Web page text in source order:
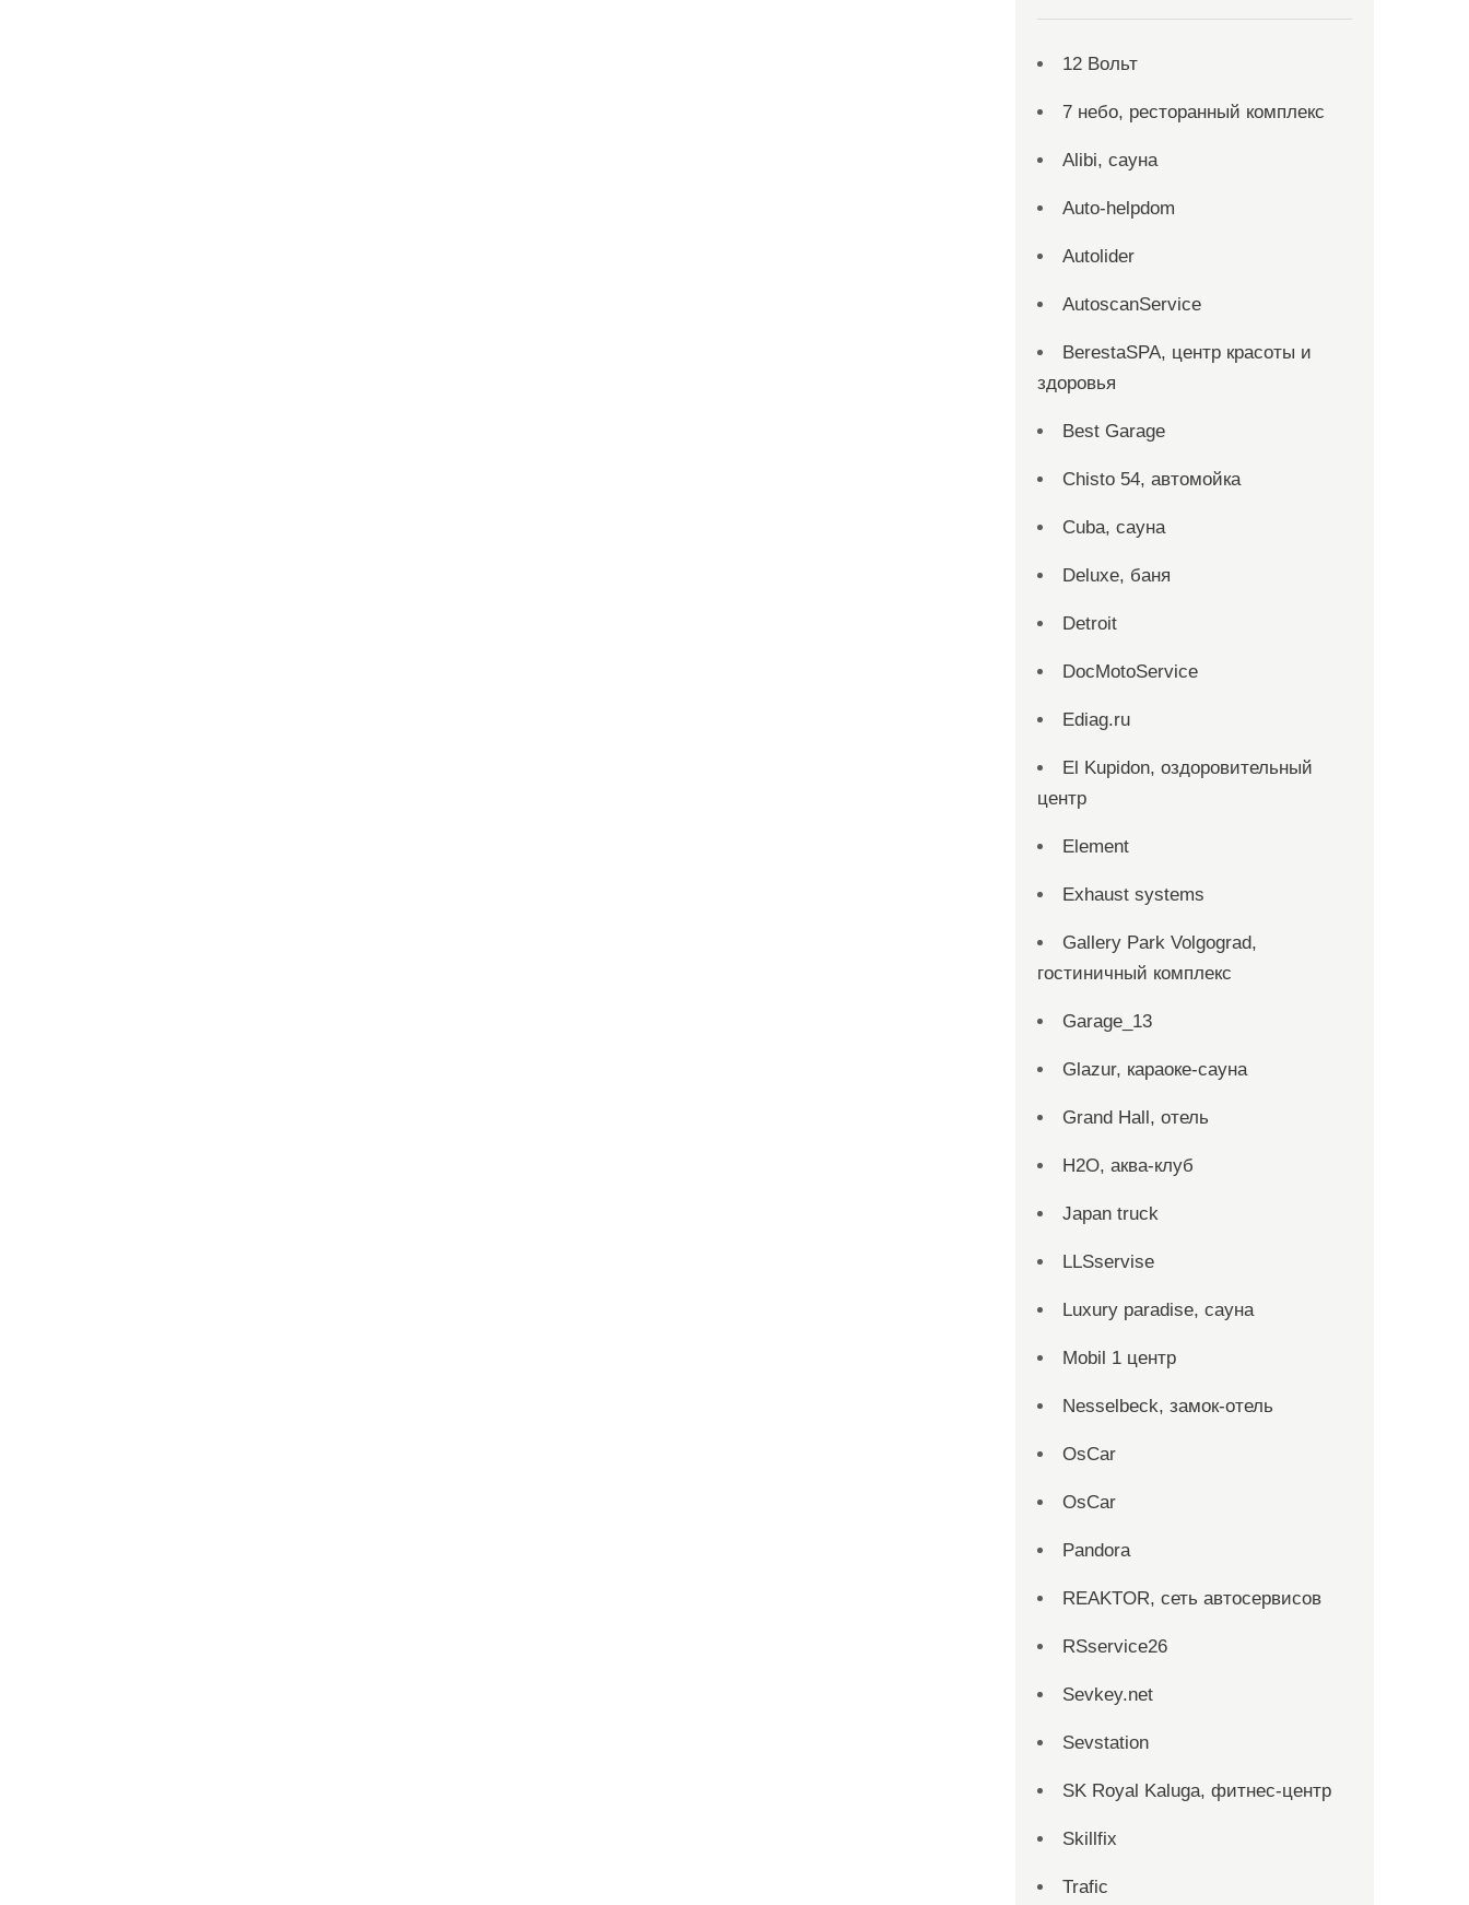
12 Вольт
7 небо, ресторанный комплекс
Alibi, сауна
Auto-helpdom
Autolider
AutoscanService
BerestaSPA, центр красоты и
здоровья
Best Garage
Chisto 54, автомойка
Cuba, сауна
Deluxe, баня
Detroit
DocMotoService
Ediag.ru
El Kupidon, оздоровительный
центр
Element
Exhaust systems
Gallery Park Volgograd,
гостиничный комплекс
Garage_13
Glazur, караоке-сауна
Grand Hall, отель
H2O, аква-клуб
Japan truck
LLSservise
Luxury paradise, сауна
Mobil 1 центр
Nesselbeck, замок-отель
OsCar
OsCar
Pandora
REAKTOR, сеть автосервисов
RSservice26
Sevkey.net
Sevstation
SK Royal Kaluga, фитнес-центр
Skillfix
Trafic